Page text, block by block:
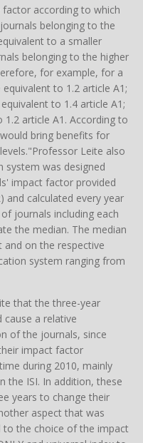
factor according to which
belonging to the
to a smaller
belonging to the higher
for example, for a
to 1.2 article A1;
to 1.4 article A1;
article A1. According to
bring benefits for
Leite also
system was designed
impact factor provided
and calculated every year
journals including each
the median. The median
on the respective
system ranging from
that the three-year
cause a relative
of the journals, since
impact factor
during 2010, mainly
the ISI. In addition, these
years to change their
aspect that was
to the choice of the impact